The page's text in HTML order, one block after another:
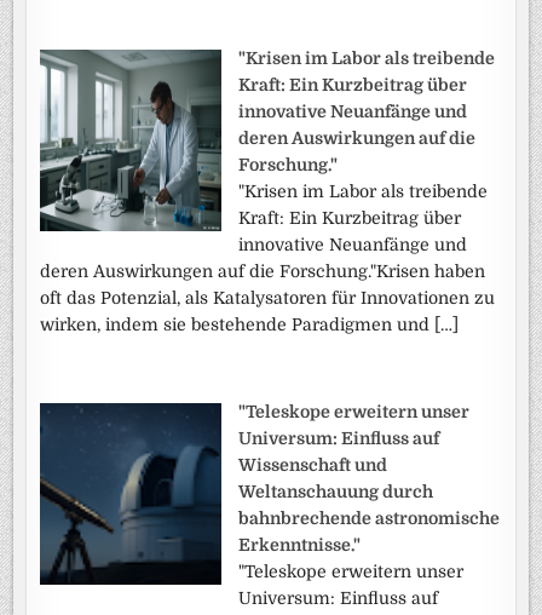
"Krisen im Labor als treibende
Kraft: Ein Kurzbeitrag über
innovative Neuanfänge und
deren Auswirkungen auf die
Forschung."
"Krisen im Labor als treibende
Kraft: Ein Kurzbeitrag über
innovative Neuanfänge und
deren Auswirkungen auf die Forschung."Krisen haben
oft das Potenzial, als Katalysatoren für Innovationen zu
wirken, indem sie bestehende Paradigmen und […]
"Teleskope erweitern unser
Universum: Einfluss auf
Wissenschaft und
Weltanschauung durch
bahnbrechende astronomische
Erkenntnisse."
"Teleskope erweitern unser
Universum: Einfluss auf